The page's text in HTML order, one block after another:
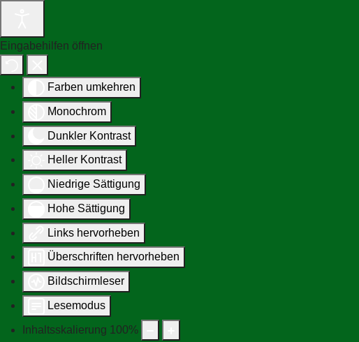
Eingabehilfen öffnen
Farben umkehren
Monochrom
Dunkler Kontrast
Heller Kontrast
Niedrige Sättigung
Hohe Sättigung
Links hervorheben
Überschriften hervorheben
Bildschirmleser
Lesemodus
Inhaltsskalierung 100%